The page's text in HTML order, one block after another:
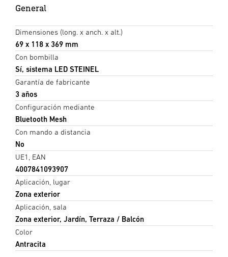
General
Dimensiones (long. x anch. x alt.)
69 x 118 x 369 mm
Con bombilla
Sí, sistema LED STEINEL
Garantía de fabricante
3 años
Configuración mediante
Bluetooth Mesh
Con mando a distancia
No
UE1, EAN
4007841093907
Aplicación, lugar
Zona exterior
Aplicación, sala
Zona exterior, Jardín, Terraza / Balcón
Color
Antracita